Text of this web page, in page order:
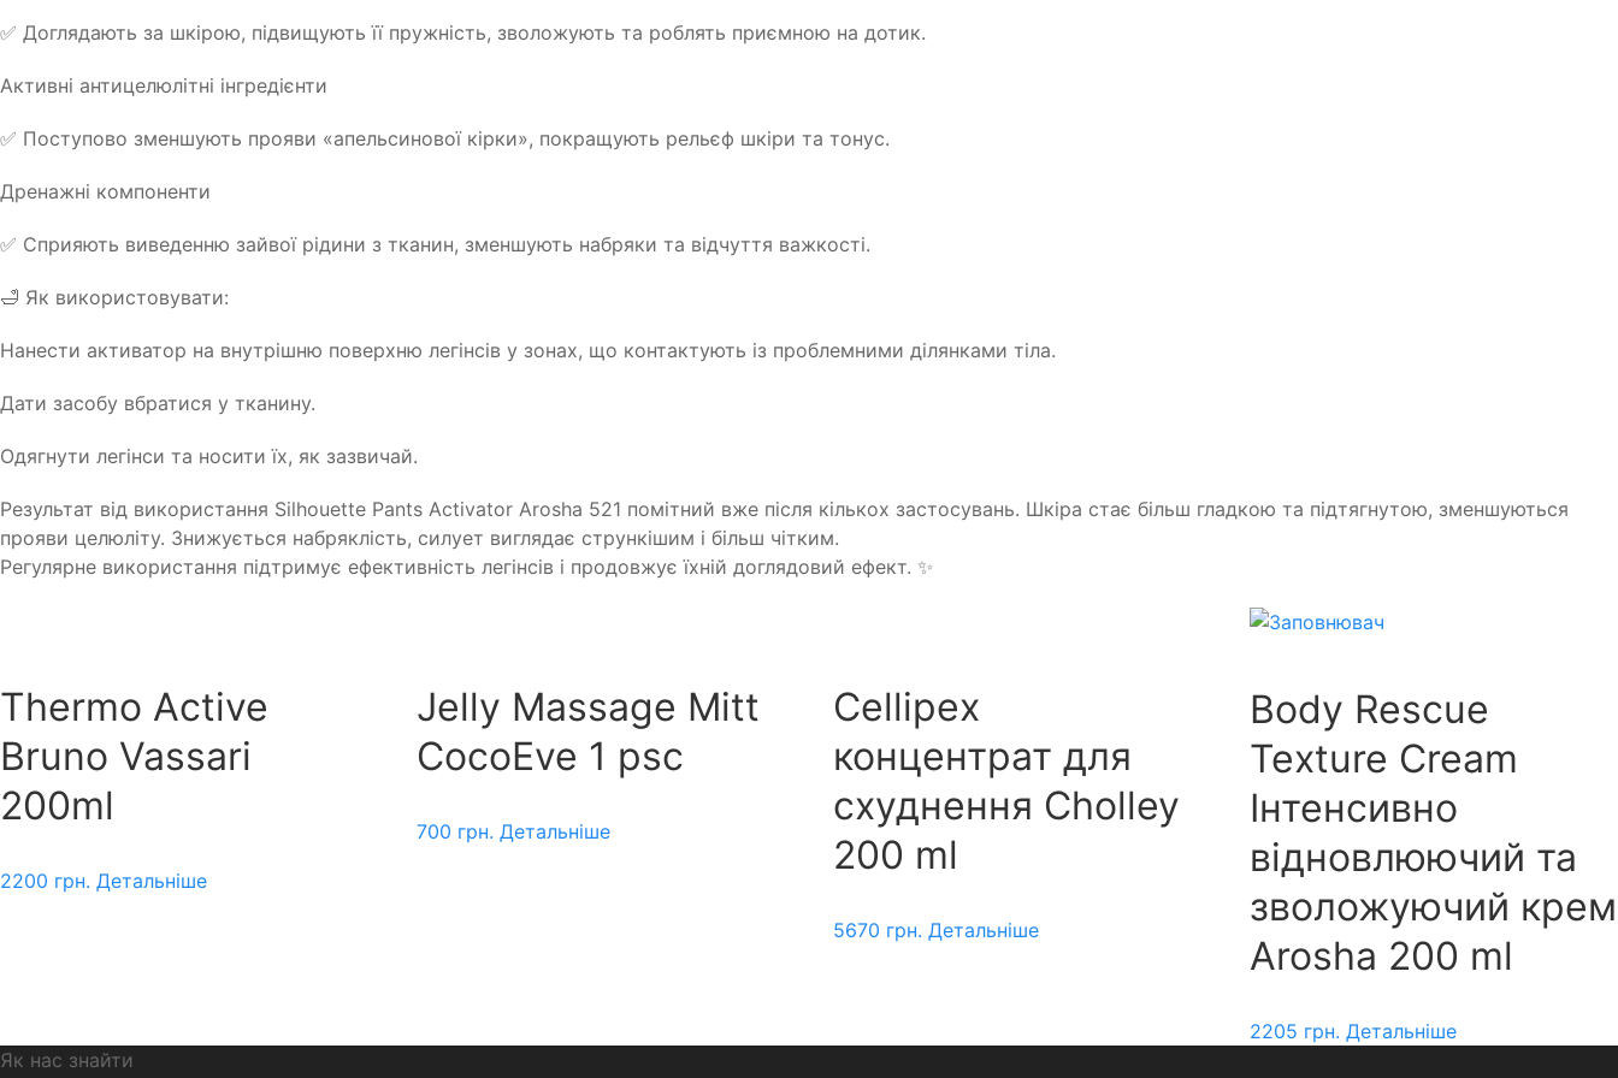
✅ Доглядають за шкірою, підвищують її пружність, зволожують та роблять приємною на дотик.
Активні антицелюлітні інгредієнти
✅ Поступово зменшують прояви «апельсинової кірки», покращують рельєф шкіри та тонус.
Дренажні компоненти
✅ Сприяють виведенню зайвої рідини з тканин, зменшують набряки та відчуття важкості.
🛁 Як використовувати:
Нанести активатор на внутрішню поверхню легінсів у зонах, що контактують із проблемними ділянками тіла.
Дати засобу вбратися у тканину.
Одягнути легінси та носити їх, як зазвичай.
Результат від використання Silhouette Pants Activator Arosha 521 помітний вже після кількох застосувань. Шкіра стає більш гладкою та підтягнутою, зменшуються
прояви целюліту. Знижується набряклість, силует виглядає стрункішим і більш чітким.
Регулярне використання підтримує ефективність легінсів і продовжує їхній доглядовий ефект. ✨
Thermo Active
Bruno Vassari
200ml
2200 грн. Детальніше
Jelly Massage Mitt
CocoEve 1 psc
700 грн. Детальніше
Cellipex
концентрат для
схуднення Cholley
200 ml
5670 грн. Детальніше
Body Rescue
Texture Cream
Інтенсивно
відновлюючий та
зволожуючий крем
Arosha 200 ml
2205 грн. Детальніше
Як нас знайти